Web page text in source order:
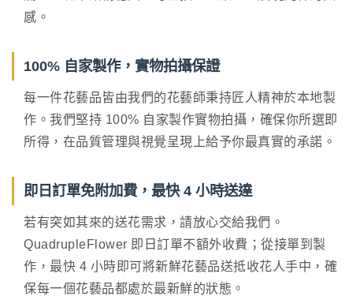
感。
100% 自家製作，實物拍攝保證
每一件花藝品皆由我們的花藝師秉持匠人精神於本地製
作。我們堅持 100% 自家製作實物拍攝，確保你所選即
所得，在品質管理與視覺呈現上給予你最真實的承諾。
即日訂單免附加費，最快 4 小時送達
若有突如其來的送花需求，請放心交給我們。
QuadrupleFlower 即日訂單不額外收費；從接單到製
作，最快 4 小時即可將新鮮花藝品送抵收花人手中，確
保每一個花藝品都處於最新鮮的狀態。